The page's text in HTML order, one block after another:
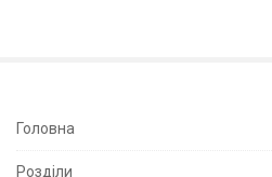
S
Головна
Розділи